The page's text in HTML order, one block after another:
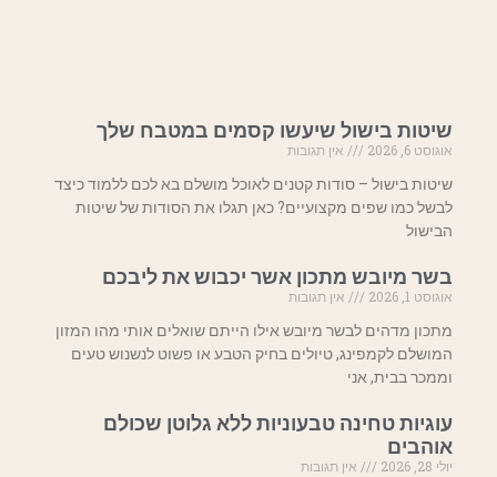
שיטות בישול שיעשו קסמים במטבח שלך
אוגוסט 6, 2026
אין תגובות
שיטות בישול – סודות קטנים לאוכל מושלם בא לכם ללמוד כיצד
לבשל כמו שפים מקצועיים? כאן תגלו את הסודות של שיטות
הבישול
בשר מיובש מתכון אשר יכבוש את ליבכם
אוגוסט 1, 2026
אין תגובות
מתכון מדהים לבשר מיובש אילו הייתם שואלים אותי מהו המזון
המושלם לקמפינג, טיולים בחיק הטבע או פשוט לנשנוש טעים
וממכר בבית, אני
עוגיות טחינה טבעוניות ללא גלוטן שכולם
אוהבים
יולי 28, 2026
אין תגובות